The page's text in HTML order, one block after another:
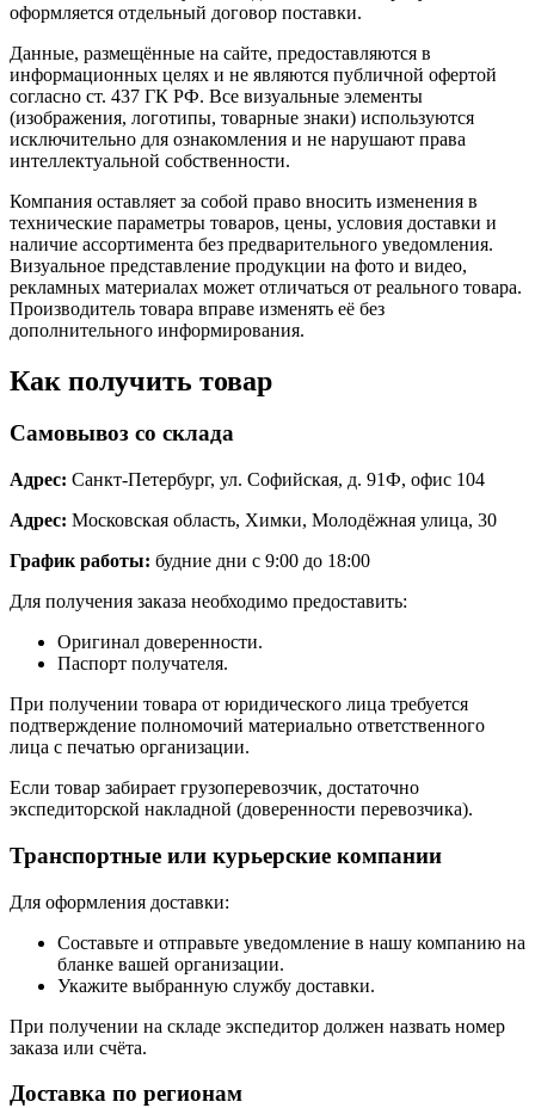
оформляется отдельный договор поставки.
Данные, размещённые на сайте, предоставляются в
информационных целях и не являются публичной офертой
согласно ст. 437 ГК РФ. Все визуальные элементы
(изображения, логотипы, товарные знаки) используются
исключительно для ознакомления и не нарушают права
интеллектуальной собственности.
Компания оставляет за собой право вносить изменения в
технические параметры товаров, цены, условия доставки и
наличие ассортимента без предварительного уведомления.
Визуальное представление продукции на фото и видео,
рекламных материалах может отличаться от реального товара.
Производитель товара вправе изменять её без
дополнительного информирования.
Как получить товар
Самовывоз со склада
Адрес: Санкт-Петербург, ул. Софийская, д. 91Ф, офис 104
Адрес: Московская область, Химки, Молодёжная улица, 30
График работы: будние дни с 9:00 до 18:00
Для получения заказа необходимо предоставить:
Оригинал доверенности.
Паспорт получателя.
При получении товара от юридического лица требуется
подтверждение полномочий материально ответственного
лица с печатью организации.
Если товар забирает грузоперевозчик, достаточно
экспедиторской накладной (доверенности перевозчика).
Транспортные или курьерские компании
Для оформления доставки:
Составьте и отправьте уведомление в нашу компанию на
бланке вашей организации.
Укажите выбранную службу доставки.
При получении на складе экспедитор должен назвать номер
заказа или счёта.
Доставка по регионам